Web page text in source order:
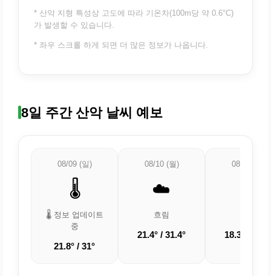
* 산악 지형 특성상 고도에 따라 기온차(100m당 약 0.6°C)
가 발생할 수 있습니다.
* 좌우 스크롤 하게 되면 더 많은 정보가 나옵니다.
8일 주간 산악 날씨 예보
08/09 (일)
🌡️
🌡️ 정보 업데이트
중
21.8° / 31°
08/10 (월)
☁️
흐림
21.4° / 31.4°
08/11 (화)
18.3° /